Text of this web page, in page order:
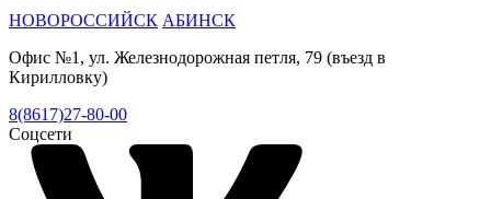
НОВОРОССИЙСК АБИНСК
Офис №1, ул. Железнодорожная петля, 79 (въезд в
Кирилловку)
8(8617)27-80-00
Соцсети